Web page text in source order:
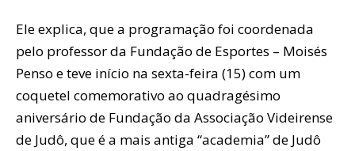
Ele explica, que a programação foi coordenada
pelo professor da Fundação de Esportes – Moisés
Penso e teve início na sexta-feira (15) com um
coquetel comemorativo ao quadragésimo
aniversário de Fundação da Associação Videirense
de Judô, que é a mais antiga “academia” de Judô